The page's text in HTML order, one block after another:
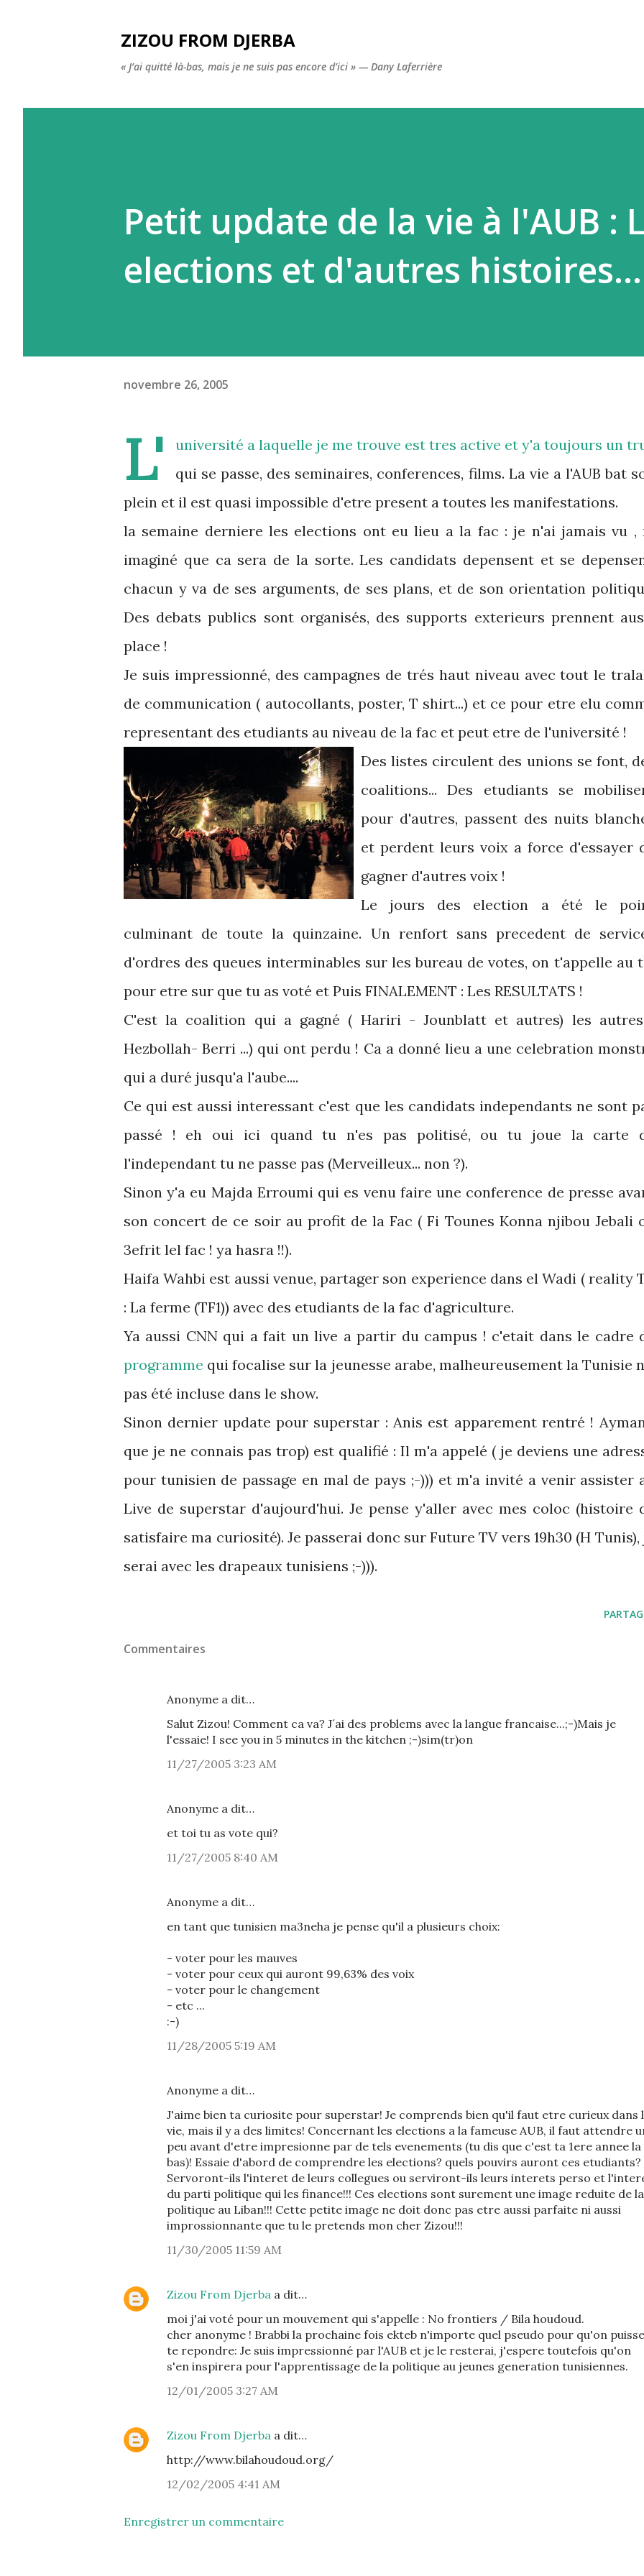
ZIZOU FROM DJERBA
« J’ai quitté là-bas, mais je ne suis pas encore d’ici » — Dany Laferrière
Petit update de la vie à l'AUB :
elections et d'autres histoires...
novembre 26, 2005
L'
université a laquelle je me trouve est tres active et y'a toujours un
qui se passe, des seminaires, conferences, films. La vie a l'AUB bat
plein et il est quasi impossible d'etre present a toutes les manifestations.
la semaine derniere les elections ont eu lieu a la fac : je n'ai jamais vu ,
imaginé que ca sera de la sorte. Les candidats depensent et se
chacun y va de ses arguments, de ses plans, et de son orientation
Des debats publics sont organisés, des supports exterieurs prennent
place !
Je suis impressionné, des campagnes de trés haut niveau avec tout le
de communication ( autocollants, poster, T shirt...) et ce pour etre elu
representant des etudiants au niveau de la fac et peut etre de l'université !
Des listes circulent des unions se font,
coalitions... Des etudiants se
pour d'autres, passent des nuits
et perdent leurs voix a force d'essayer
gagner d'autres voix !
Le jours des election a été le
culminant de toute la quinzaine. Un renfort sans precedent de
d'ordres des queues interminables sur les bureau de votes, on t'appelle au
pour etre sur que tu as voté et Puis FINALEMENT : Les RESULTATS !
C'est la coalition qui a gagné ( Hariri - Jounblatt et autres) les
Hezbollah- Berri ...) qui ont perdu ! Ca a donné lieu a une celebration
qui a duré jusqu'a l'aube....
Ce qui est aussi interessant c'est que les candidats independants ne sont
passé ! eh oui ici quand tu n'es pas politisé, ou tu joue la carte
l'independant tu ne passe pas (Merveilleux... non ?).
Sinon y'a eu Majda Erroumi qui es venu faire une conference de presse
son concert de ce soir au profit de la Fac ( Fi Tounes Konna njibou Jebali
3efrit lel fac ! ya hasra !!).
Haifa Wahbi est aussi venue, partager son experience dans el Wadi ( reality
: La ferme (TF1)) avec des etudiants de la fac d'agriculture.
Ya aussi CNN qui a fait un live a partir du campus ! c'etait dans le cadre
programme qui focalise sur la jeunesse arabe, malheureusement la Tunisie
pas été incluse dans le show.
Sinon dernier update pour superstar : Anis est apparement rentré !
que je ne connais pas trop) est qualifié : Il m'a appelé ( je deviens une
pour tunisien de passage en mal de pays ;-))) et m'a invité a venir assister
Live de superstar d'aujourd'hui. Je pense y'aller avec mes coloc (histoire
satisfaire ma curiosité). Je passerai donc sur Future TV vers 19h30 (H Tunis),
serai avec les drapeaux tunisiens ;-))).
Commentaires
Anonyme a dit…
Salut Zizou! Comment ca va? J´ai des problems avec la langue francaise...;-)Mais je
l'essaie! I see you in 5 minutes in the kitchen ;-)sim(tr)on
11/27/2005 3:23 AM
Anonyme a dit…
et toi tu as vote qui?
11/27/2005 8:40 AM
Anonyme a dit…
en tant que tunisien ma3neha je pense qu'il a plusieurs choix:
- voter pour les mauves
- voter pour ceux qui auront 99,63% des voix
- voter pour le changement
- etc ...
:-)
11/28/2005 5:19 AM
Anonyme a dit…
J'aime bien ta curiosite pour superstar! Je comprends bien qu'il faut etre curieux dans
vie, mais il y a des limites! Concernant les elections a la fameuse AUB, il faut attendre
peu avant d'etre impresionne par de tels evenements (tu dis que c'est ta 1ere annee la
bas)! Essaie d'abord de comprendre les elections? quels pouvirs auront ces etudiants?
Servoront-ils l'interet de leurs collegues ou serviront-ils leurs interets perso et
du parti politique qui les finance!!! Ces elections sont surement une image reduite de la
politique au Liban!!! Cette petite image ne doit donc pas etre aussi parfaite ni aussi
improssionnante que tu le pretends mon cher Zizou!!!
11/30/2005 11:59 AM
Zizou From Djerba a dit…
moi j'ai voté pour un mouvement qui s'appelle : No frontiers / Bila houdoud.
cher anonyme ! Brabbi la prochaine fois ekteb n'importe quel pseudo pour qu'on puisse
te repondre: Je suis impressionné par l'AUB et je le resterai, j'espere toutefois qu'on
s'en inspirera pour l'apprentissage de la politique au jeunes generation tunisiennes.
12/01/2005 3:27 AM
Zizou From Djerba a dit…
http://www.bilahoudoud.org/
12/02/2005 4:41 AM
Enregistrer un commentaire